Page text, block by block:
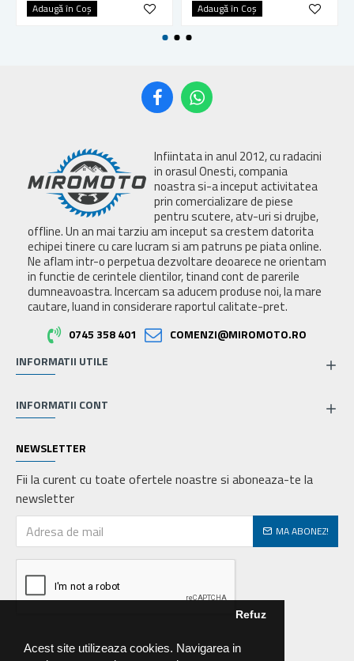
Acest site utilizeaza cookies. Navigarea in
Refuz
Adaugă în Coş Adaugă în Coş
Infiintata in anul 2012, cu radacini
in orasul Onesti, compania
noastra si-a inceput activitatea
prin comercializare de piese
pentru scutere, atv-uri si drujbe,
offline. Un an mai tarziu am inceput sa crestem datorita
echipei tinere cu care lucram si am patruns pe piata online.
Ne aflam intr-o perpetua dezvoltare deoarece ne orientam
in functie de cerintele clientilor, tinand cont de parerile
dumneavoastra. Incercam sa aducem produse noi, la mare
cautare, luand in considerare raportul calitate-pret.
0745 358 401
COMENZI@MIROMOTO.RO
INFORMATII UTILE
INFORMATII CONT
NEWSLETTER
Fii la curent cu toate ofertele noastre si aboneaza-te la
newsletter
MA ABONEZ!